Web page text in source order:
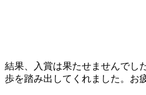
結果、入賞は果たせませんでし
歩を踏み出してくれました。お